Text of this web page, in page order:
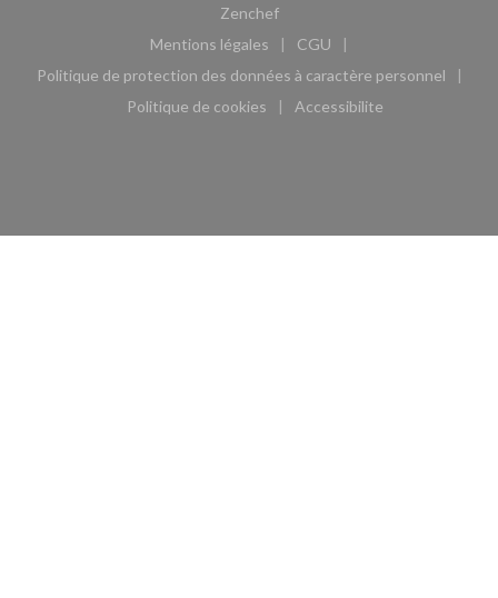
Zenchef((ouvre une nouvelle fenêtre))
Mentions légales
((ouvre une nouvelle fenêtre))
CGU
((ouvre une nouvelle
Politique de protection des données à caractère personnel
((ouvre une nouvelle fenêtre))
Politique de cookies
((ouvre une nouvelle fenêtre))
Accessibilite